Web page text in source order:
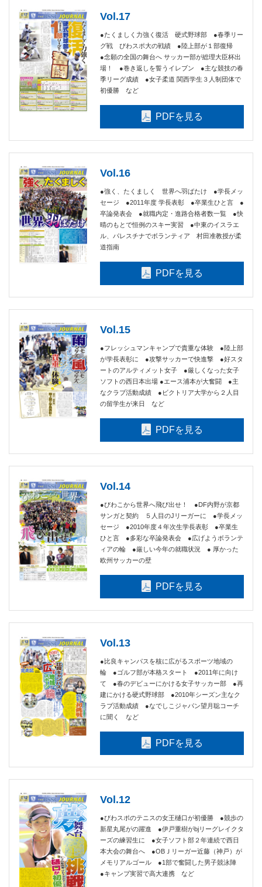
Vol.17
●たくましく力強く復活 硬式野球部 ●春季リー
グ戦 びわスポ大の戦績 ●陸上部が１部復帰
●念願の全国の舞台へ サッカー部が総理大臣杯出
場！ ●巻き返しを誓うイレブン ●主な競技の春
季リーグ成績 ●女子柔道 関西学生３人制団体で
初優勝 など
PDFを見る
Vol.16
●強く、たくましく 世界へ羽ばたけ ●学長メッ
セージ ●2011年度 学長表彰 ●卒業生ひと言 ●
卒論発表会 ●就職内定・進路合格者数一覧 ●快
晴のもとで恒例のスキー実習 ●中東のイスラエ
ル、パレスチナでボランティア 村田准教授が柔
道指南
PDFを見る
Vol.15
●フレッシュマンキャンプで貴重な体験 ●陸上部
が学長表彰に ●攻撃サッカーで快進撃 ●好スタ
ートのアルティメット女子 ●厳しくなった女子
ソフトの西日本出場 ●エース浦本が大奮闘 ●主
なクラブ活動成績 ●ビクトリア大学から２人目
の留学生が来日 など
PDFを見る
Vol.14
●びわこから世界へ飛び出せ！ ●DF内野が京都
サンガと契約 ５人目のJリーガーに ●学長メッ
セージ ●2010年度４年次生学長表彰 ●卒業生
ひと言 ●多彩な卒論発表会 ●広げようボランテ
ィアの輪 ●厳しい今年の就職状況 ● 厚かった
欧州サッカーの壁
PDFを見る
Vol.13
●比良キャンパスを核に広がるスポーツ地域の
輪 ●ゴルフ部が本格スタート ●2011年に向け
て ●春のデビューにかける女子サッカー部 ●再
建にかける硬式野球部 ●2010年シーズン主なク
ラブ活動成績 ●なでしこジャパン望月聡コーチ
に聞く など
PDFを見る
Vol.12
●びわスポのテニスの女王樋口が初優勝 ●競歩の
新星丸尾がの躍進 ●伊戸重樹がbjリーグレイクタ
ーズの練習生に ●女子ソフト部２年連続で西日
本大会の舞台へ ●OBＪリーガー近藤（神戸）が
メモリアルゴール ●1部で奮闘した男子競泳陣
●キャンプ実習で高大連携 など